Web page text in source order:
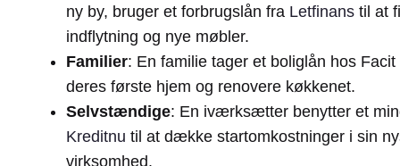
ny by, bruger et forbrugslån fra Letfinans til at
indflytning og nye møbler.
Familier: En familie tager et boliglån hos
deres første hjem og renovere køkkenet.
Selvstændige: En iværksætter benytter et
Kreditnu til at dække startomkostninger i sin
virksomhed.